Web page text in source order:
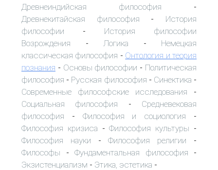
Древнеиндийская философия -
Древнекитайская философия - История
философии - История философии
Возрождения - Логика - Немецкая
классическая философия - Онтология и теория
познания - Основы философии - Политическая
философия - Русская философия - Синектика -
Современные философские исследования -
Социальная философия - Средневековая
философия - Философия и социология -
Философия кризиса -Философия культуры -
Философия науки -Философия религии -
Философы - Фундаментальная философия -
Экзистенциализм - Этика, эстетика -